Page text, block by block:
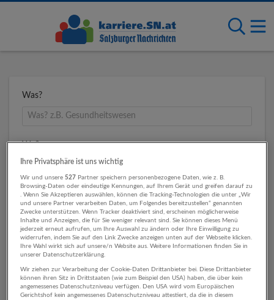
Was?
Wo?
Umkreis
Ihre Privatsphäre ist uns wichtig
Wir und unsere527 Partner speichern personenbezogene Daten, wie z. B.
Browsing-Daten oder eindeutige Kennungen, auf Ihrem Gerät und greifen darauf zu
. Wenn Sie Akzeptieren auswählen, können die Tracking-Technologien die unter „Wir
und unsere Partner verarbeiten Daten, um Folgendes bereitzustellen“ genannten
Zwecke unterstützen. Wenn Tracker deaktiviert sind, erscheinen möglicherweise
Inhalte und Anzeigen, die für Sie weniger relevant sind. Sie können dieses Menü
jederzeit erneut aufrufen, um Ihre Auswahl zu ändern oder Ihre Einwilligung zu
widerrufen, indem Sie auf den Link Zwecke anzeigen unten auf der Webseite klicken.
Ihre Wahl wirkt sich auf unsere/n Website aus. Weitere Informationen finden Sie in
unserer Datenschutzerklärung.
Wir ziehen zur Verarbeitung der Cookie-Daten Drittanbieter bei. Diese Drittanbieter
können ihren Sitz in Drittstaaten (wie zum Beispiel den USA) haben, die über kein
angemessenes Datenschutzniveau verfügen. Den USA wird vom Europäischen
Gerichtshof kein angemessenes Datenschutzniveau attestiert, da die in diesem